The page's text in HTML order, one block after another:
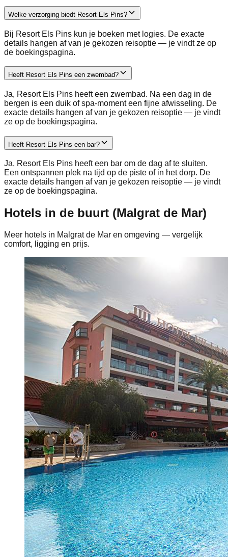
Welke verzorging biedt Resort Els Pins?
Bij Resort Els Pins kun je boeken met logies. De exacte
details hangen af van je gekozen reisoptie — je vindt ze op
de boekingspagina.
Heeft Resort Els Pins een zwembad?
Ja, Resort Els Pins heeft een zwembad. Na een dag in de
bergen is een duik of spa-moment een fijne afwisseling. De
exacte details hangen af van je gekozen reisoptie — je vindt
ze op de boekingspagina.
Heeft Resort Els Pins een bar?
Ja, Resort Els Pins heeft een bar om de dag af te sluiten.
Een ontspannen plek na tijd op de piste of in het dorp. De
exacte details hangen af van je gekozen reisoptie — je vindt
ze op de boekingspagina.
Hotels in de buurt (Malgrat de Mar)
Meer hotels in Malgrat de Mar en omgeving — vergelijk
comfort, ligging en prijs.